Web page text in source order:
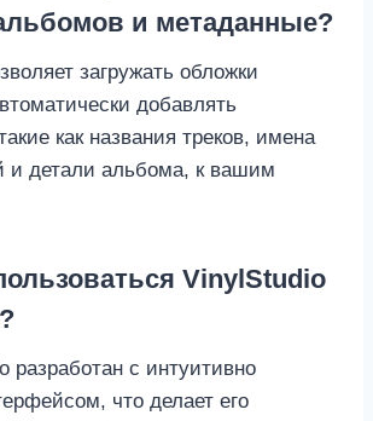
и метаданные?
загружать обложки
добавлять
как названия треков, имена
и детали альбома, к вашим
VinylStudio
разработан с интуитивно
что делает его